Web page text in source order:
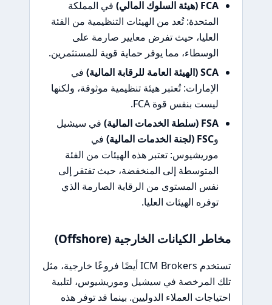
FCA (هيئة السلوك المالي)
في المملكة
المتحدة: تُعد من الهيئات التنظيمية من الفئة
العليا، حيث تفرض معايير صارمة على
الوسطاء، مما يوفر حماية قوية للمستثمرين.
SCA (الهيئة العامة للرقابة المالية)
في
الإمارات: تُعتبر هيئة تنظيمية موثوقة، ولكنها
ليست بنفس قوة FCA.
FSA (سلطة الخدمات المالية)
في سيشيل
وFSC (لجنة الخدمات المالية)
في
موريشيوس: تعتبر هذه الهيئات من الفئة
المتوسطة إلى المنخفضة، حيث تفتقر إلى
نفس المستوى من الرقابة الصارمة الذي
توفره الهيئات العليا.
مخاطر الكيانات الخارجية (Offshore)
تستخدم ICM Brokers أيضًا فروعًا خارجية، مثل
تلك المرخصة في سيشيل وموريشيوس، لتلبية
احتياجات العملاء الدوليين. بينما قد توفر هذه